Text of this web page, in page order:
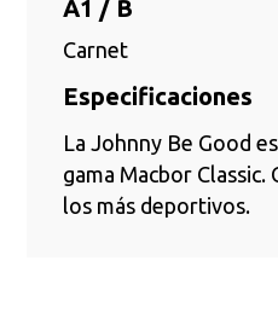
A1 / B
Carnet
Especificaciones
La Johnny Be Good
gama Macbor Classic.
los más deportivos.